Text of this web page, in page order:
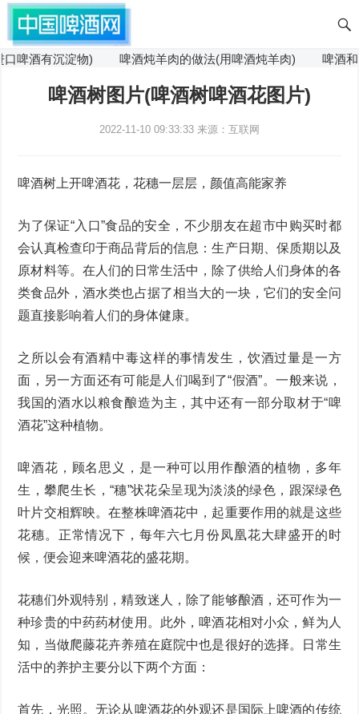
啤酒有沉淀物) 啤酒炖羊肉的做法(用啤酒炖羊肉) 啤酒和
啤酒树图片(啤酒树啤酒花图片)
2022-11-10 09:33:33 来源：互联网
啤酒树上开啤酒花，花穗一层层，颜值高能家养
为了保证“入口”食品的安全，不少朋友在超市中购买时都
会认真检查印于商品背后的信息：生产日期、保质期以及
原材料等。在人们的日常生活中，除了供给人们身体的各
类食品外，酒水类也占据了相当大的一块，它们的安全问
题直接影响着人们的身体健康。
之所以会有酒精中毒这样的事情发生，饮酒过量是一方
面，另一方面还有可能是人们喝到了“假酒”。一般来说，
我国的酒水以粮食酿造为主，其中还有一部分取材于“啤
酒花”这种植物。
啤酒花，顾名思义，是一种可以用作酿酒的植物，多年
生，攀爬生长，“穗”状花朵呈现为淡淡的绿色，跟深绿色
叶片交相辉映。在整株啤酒花中，起重要作用的就是这些
花穗。正常情况下，每年六七月份凤凰花大肆盛开的时
候，便会迎来啤酒花的盛花期。
花穗们外观特别，精致迷人，除了能够酿酒，还可作为一
种珍贵的中药药材使用。此外，啤酒花相对小众，鲜为人
知，当做爬藤花卉养殖在庭院中也是很好的选择。日常生
活中的养护主要分以下两个方面：
首先，光照。无论从啤酒花的外观还是国际上啤酒的传统